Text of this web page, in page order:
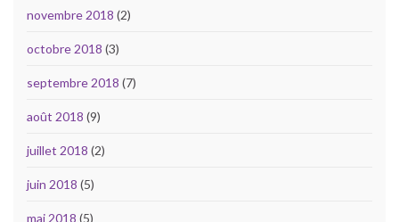
novembre 2018 (2)
octobre 2018 (3)
septembre 2018 (7)
août 2018 (9)
juillet 2018 (2)
juin 2018 (5)
mai 2018 (5)